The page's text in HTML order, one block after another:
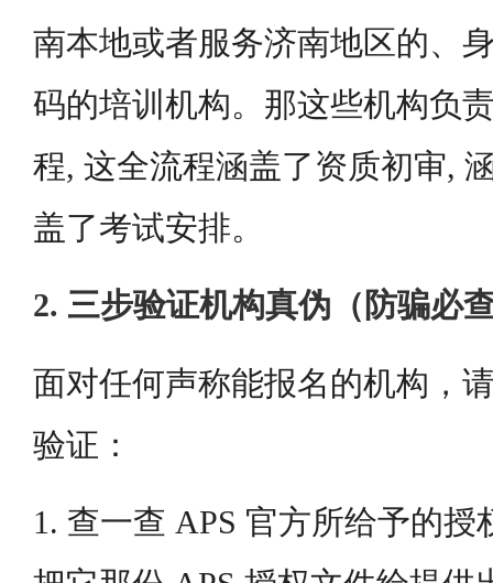
南本地或者服务济南地区的、
码的培训机构。那这些机构负
程, 这全流程涵盖了资质初审,
盖了考试安排。
2. 三步验证机构真伪（防骗必
面对任何声称能报名的机构，
验证：
1. 查一查 APS 官方所给予的授